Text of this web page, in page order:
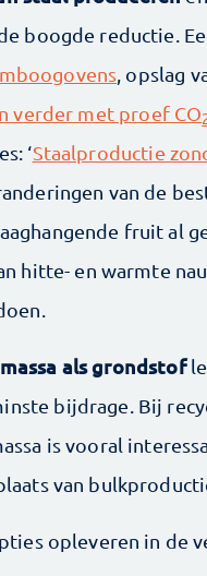
boogde reductie.
, opslag
verder met proef CO
‘Staalproductie
van de
fruit al
hitte- en warmte
als grondstof
bijdrage. Bij
is vooral
van
opleveren in de